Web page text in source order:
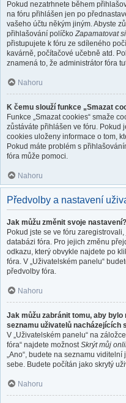
Pokud nezatrhnete během
na fóru přihlášen jen po
vašeho účtu někým jiným. Abyste
přihlašování políčko Zapamatovat
přistupujete k fóru ze sdíleného
kavárně, počítačové učebně atd.
znamená to, že administrátor fóra
Nahoru
K čemu slouží funkce „Smazat
Funkce „Smazat cookies“ smaže
zůstáváte přihlášen ve fóru. Pokud
cookies uloženy informace o tom,
Pokud máte problém s
fóra může pomoci.
Nahoru
Předvolby a nastavení
Jak můžu změnit svoje nastavení?
Pokud jste se ve fóru
databázi fóra. Pro jejich změnu
odkazu, který obvykle najdete po
fóra. V „Uživatelském panelu“
předvolby fóra.
Nahoru
Jak můžu zabránit tomu, aby
seznamu uživatelů nacházejících
V „Uživatelském panelu“ na
fóra“ najdete možnost Skrýt můj
„Ano“, budete na seznamu
sebe. Budete počítán jako skrytý
Nahoru